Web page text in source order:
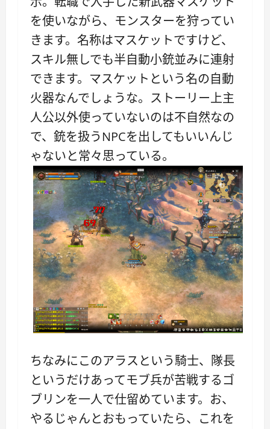
を使いながら、モンスターを狩ってい
きます。名称はマスケットですけど、
スキル無しでも半自動小銃並みに連射
できます。マスケットという名の自動
火器なんでしょうな。ストーリー上主
人公以外使っていないのは不自然なの
で、銃を扱うNPCを出してもいいんじ
ゃないと常々思っている。
ちなみにこのアラスという騎士、隊長
というだけあってモブ兵が苦戦するゴ
ブリンを一人で仕留めています。お、
やるじゃんとおもっていたら、これを